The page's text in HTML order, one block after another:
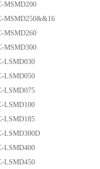
MSMD200
MSMD250&&16
MSMD260
MSMD300
LSMD030
LSMD050
LSMD075
LSMD100
LSMD185
LSMD300D
LSMD400
LSMD450